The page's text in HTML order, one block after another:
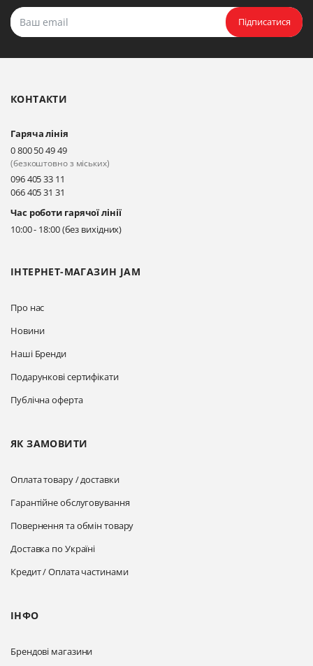
Прокласти маршрут
Київ, вул. Драгоманова 31-д
Прокласти маршрут
Київ, вул. Драгоманова 31-д
Прокласти маршрут
Підписатися
ІНТЕРНЕТ-МАГАЗИН JAM
Про нас
Новини
Наші Бренди
Подарункові сертифікати
Публічна оферта
ЯК ЗАМОВИТИ
Оплата товару / доставки
Гарантійне обслуговування
Повернення та обмін товару
Доставка по Україні
Кредит / Оплата частинами
ІНФО
Брендові магазини
КОНТАКТИ
Гаряча лінія
0 800 50 49 49
(безкоштовно з міських)
096 405 33 11
066 405 31 31
Час роботи гарячої лінії
10:00 - 18:00 (без вихідних)